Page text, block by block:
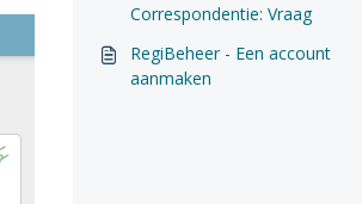
Correspondentie: Vraag
RegiBeheer - Een account
aanmaken